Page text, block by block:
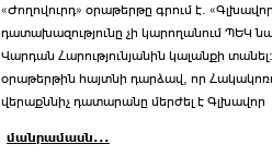
«Ժողովուրդ» օրաթերթը գրում է. «Գլխավոր
դատախազությունը չի կարողանում ՊԵԿ
Վարդան Հարությունյանին կալանքի
օրաթերթին հայտնի դարձավ, որ
վերաքննիչ դատարանը մերժել է Գլխավոր
մանրամասն...